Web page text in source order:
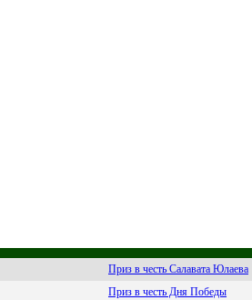
Приз в честь Салавата Юлаева
Приз в честь Дня Победы